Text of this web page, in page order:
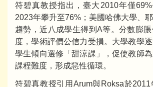
符碧真教授指出，臺大2010年僅69%
2023年攀升至76%；美國哈佛大學、
趨勢，近八成學生得到A等。分數膨脹
度，學術評價公信力受損。大學教學逐
學生傾向選修「甜涼課」，促使教師
課程難度，形成惡性循環。
符碧真教授引用Arum與Roksa於